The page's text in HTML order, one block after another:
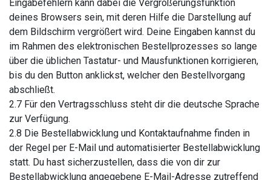
Eingabefehlern kann dabei die Vergrößerungsfunktion
deines Browsers sein, mit deren Hilfe die Darstellung auf
dem Bildschirm vergrößert wird. Deine Eingaben kannst du
im Rahmen des elektronischen Bestellprozesses so lange
über die üblichen Tastatur- und Mausfunktionen korrigieren,
bis du den Button anklickst, welcher den Bestellvorgang
abschließt.
2.7 Für den Vertragsschluss steht dir die deutsche Sprache
zur Verfügung.
2.8 Die Bestellabwicklung und Kontaktaufnahme finden in
der Regel per E-Mail und automatisierter Bestellabwicklung
statt. Du hast sicherzustellen, dass die von dir zur
Bestellabwicklung angegebene E-Mail-Adresse zutreffend